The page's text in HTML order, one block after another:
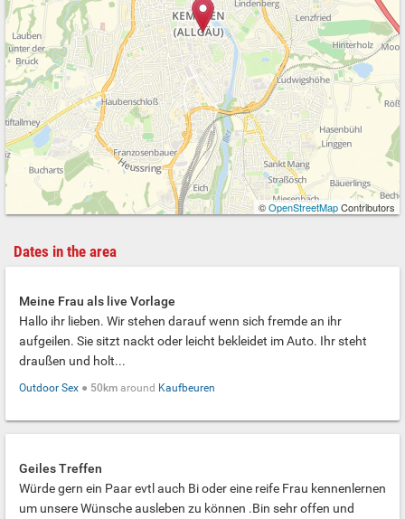
©OpenStreetMapContributors
Dates in the area
Meine Frau als live Vorlage
Hallo ihr lieben. Wir stehen darauf wenn sich fremde an ihr
aufgeilen. Sie sitzt nackt oder leicht bekleidet im Auto. Ihr steht
draußen und holt...
Outdoor Sex ● 50km around Kaufbeuren
Geiles Treffen
Würde gern ein Paar evtl auch Bi oder eine reife Frau kennenlernen
um unsere Wünsche ausleben zu können .Bin sehr offen und